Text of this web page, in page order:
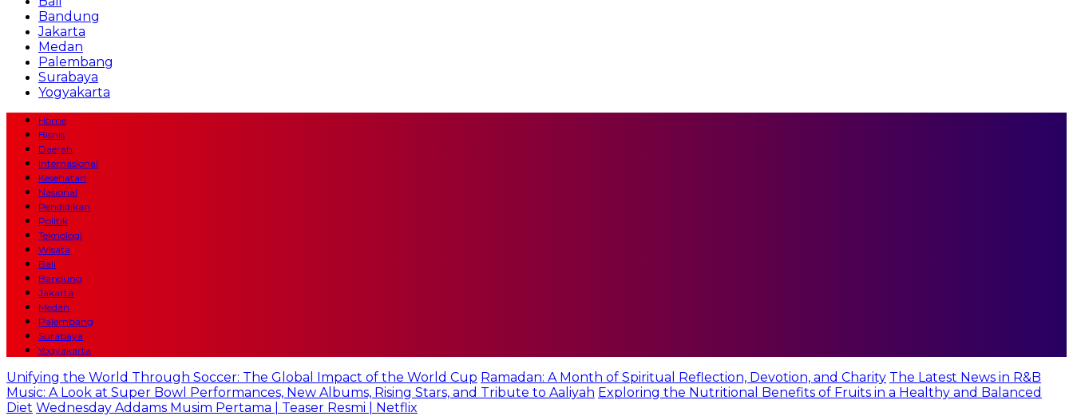
Bandung
Jakarta
Medan
Palembang
Surabaya
Yogyakarta
Home
Bisnis
Daerah
Internasional
Kesehatan
Nasional
Pendidikan
Politik
Teknologi
Wisata
Bali
Bandung
Jakarta
Medan
Palembang
Surabaya
Yogyakarta
Unifying the World Through Soccer: The Global Impact of the World Cup Ramadan: A Month of Spiritual Reflection, Devotion, and Charity The Latest News in R&B
Music: A Look at Super Bowl Performances, New Albums, Rising Stars, and Tribute to Aaliyah Exploring the Nutritional Benefits of Fruits in a Healthy and Balanced
Diet Wednesday Addams Musim Pertama | Teaser Resmi | Netflix